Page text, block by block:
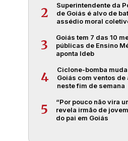
2
Superintendente da
de Goiás é alvo de
assédio moral
3
Goiás tem 7 das 10
públicas de Ensino
aponta Ideb
4
Ciclone-bomba muda
Goiás com ventos de
neste fim de semana
5
“Por pouco não vira
revela irmão de
do pai em Goiás